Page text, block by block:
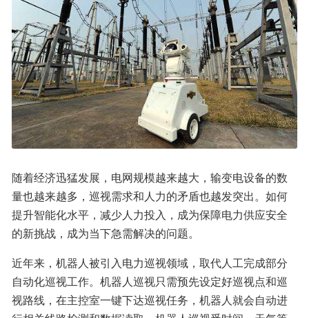
随着经济迅猛发展，电网规模越来越大，输变电设备的数
量也越来越多，巡视需求和人力的矛盾也越发突出。如何
提升智能化水平，减少人力投入，成为保障电力供应安全
的新挑战，成为当下急需解决的问题。
近年来，机器人被引入电力巡视领域，取代人工完成部分
自动化巡视工作。机器人巡视只需预先设定好巡视点和巡
视路线，在主控室一键下达巡视任务，机器人就会自动进